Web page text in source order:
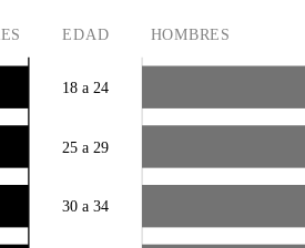
EDAD HOMBRES
18 a 24
25 a 29
30 a 34